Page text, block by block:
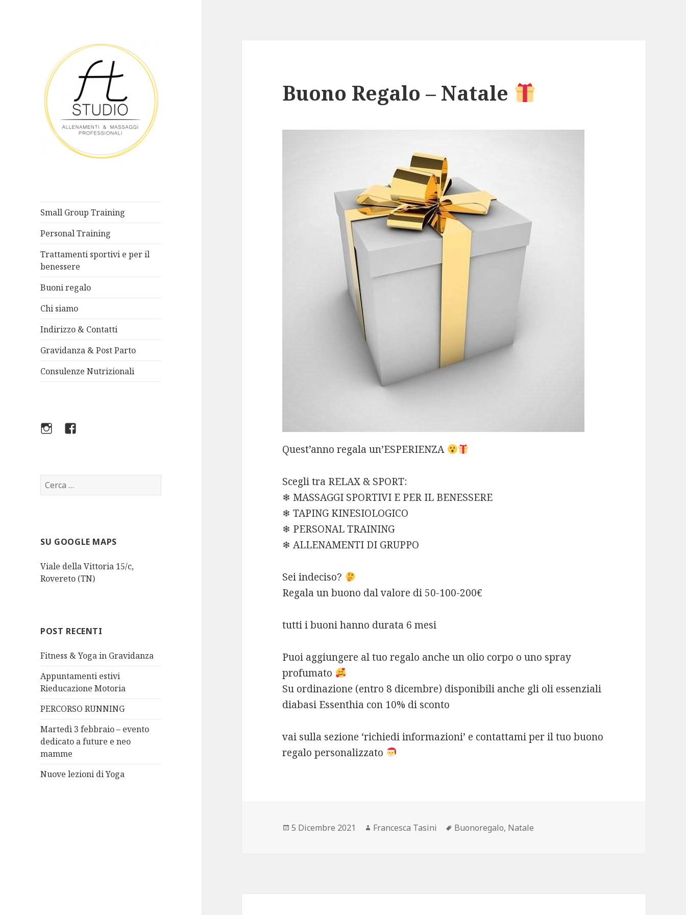
Small Group Training
Personal Training
Trattamenti sportivi e per il
benessere
Buoni regalo
Chi siamo
Indirizzo & Contatti
Gravidanza & Post Parto
Consulenze Nutrizionali
InstagramFacebook
Ricerca
per:
SU GOOGLE MAPS
Viale della Vittoria 15/c,
Rovereto (TN)
POST RECENTI
Fitness & Yoga in Gravidanza
Appuntamenti estivi
Rieducazione Motoria
PERCORSO RUNNING
Martedì 3 febbraio – evento
dedicato a future e neo
mamme
Nuove lezioni di Yoga
Buono Regalo – Natale
Quest’anno regala un’ESPERIENZA
Scegli tra RELAX & SPORT:
❄ MASSAGGI SPORTIVI E PER IL BENESSERE
❄ TAPING KINESIOLOGICO
❄ PERSONAL TRAINING
❄ ALLENAMENTI DI GRUPPO
Sei indeciso?
Regala un buono dal valore di 50-100-200€
tutti i buoni hanno durata 6 mesi
Puoi aggiungere al tuo regalo anche un olio corpo o uno spray
profumato
Su ordinazione (entro 8 dicembre) disponibili anche gli oli essenziali
diabasi Essenthia con 10% di sconto
vai sulla sezione ‘richiedi informazioni’ e contattami per il tuo buono
regalo personalizzato
Scritto
5 Dicembre 2021 Autore
Francesca Tasini Tag
Buonoregalo, Natale